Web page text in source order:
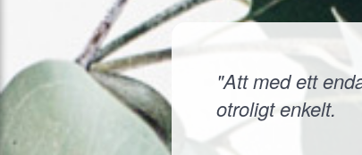
"Att med ett
otroligt enkelt.